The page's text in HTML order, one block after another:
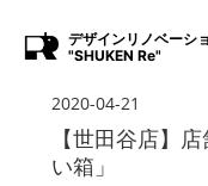
デザインリノベーシ
"SHUKEN Re"
2020-04-21
【世田谷店】
い箱」